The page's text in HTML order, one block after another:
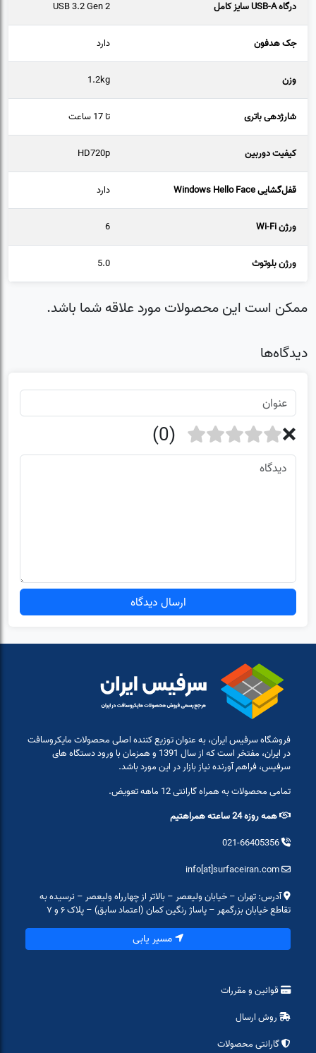
درگاه USB-A سایز کامل USB 3.2 Gen 2
جک هدفون دارد
وزن 1.2kg
شارژدهی باتری تا 17 ساعت
کیفیت دوربین HD720p
قفل‌گشایی Windows Hello Face دارد
ورژن Wi-Fi 6
ورژن بلوتوث 5.0
ممکن است این محصولات مورد علاقه شما باشد.
دیدگاه‌ها
ارسال دیدگاه
فروشگاه سرفیس ایران، به عنوان توزیع کننده اصلی محصولات مایکروسافت
در ایران، مفتخر است که از سال 1391 و همزمان با ورود دستگاه های
سرفیس، فراهم آورنده نیاز بازار در این مورد باشد.
تمامی محصولات به همراه گارانتی 12 ماهه تعویض.
همه روزه 24 ساعته همراهتیم
021-66405356
آدرس: تهران – خیابان ولیعصر – بالاتر از چهارراه ولیعصر – نرسیده به
تقاطع خیابان بزرگمهر – پاساژ رنگین کمان (اعتماد سابق) – پلاک ۶ و ۷
مسیر یابی
قوانین و مقررات
روش ارسال
گارانتی محصولات